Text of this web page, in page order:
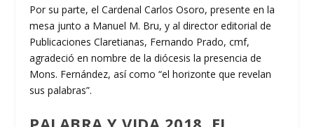
Por su parte, el Cardenal Carlos Osoro, presente en la
mesa junto a Manuel M. Bru, y al director editorial de
Publicaciones Claretianas, Fernando Prado, cmf,
agradeció en nombre de la diócesis la presencia de
Mons. Fernández, así como “el horizonte que revelan
sus palabras”.